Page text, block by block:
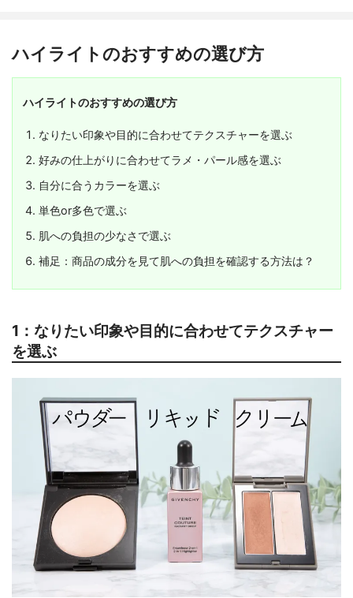
ハイライトのおすすめの選び方
ハイライトのおすすめの選び方
なりたい印象や目的に合わせてテクスチャーを選ぶ
好みの仕上がりに合わせてラメ・パール感を選ぶ
自分に合うカラーを選ぶ
単色or多色で選ぶ
肌への負担の少なさで選ぶ
補足：商品の成分を見て肌への負担を確認する方法は？
1：なりたい印象や目的に合わせてテクスチャー
を選ぶ